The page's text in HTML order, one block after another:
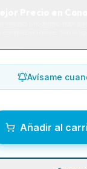
Avísame
Añadir al